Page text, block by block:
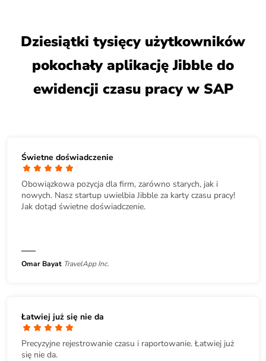
Dziesiątki tysięcy użytkowników
pokochały aplikację Jibble do
ewidencji czasu pracy w SAP
Świetne doświadczenie
Obowiązkowa pozycja dla firm, zarówno starych, jak i
nowych. Nasz startup uwielbia Jibble za karty czasu pracy!
Jak dotąd świetne doświadczenie.
Omar Bayat TravelApp Inc.
Łatwiej już się nie da
Precyzyjne rejestrowanie czasu i raportowanie. Łatwiej już
się nie da.